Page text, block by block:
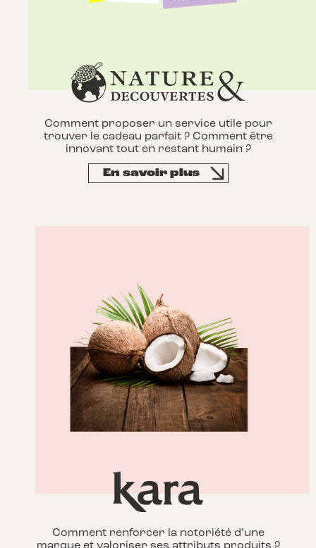
Comment proposer un service utile pour
trouver le cadeau parfait ? Comment être
innovant tout en restant humain ?
En savoir plus
Comment renforcer la notoriété d’une